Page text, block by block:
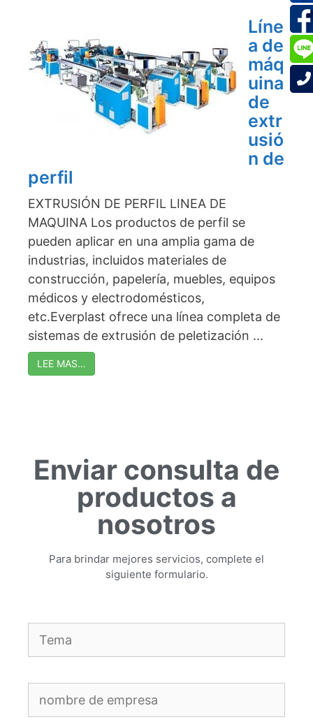
Líne
a de
máq
uina
de
extr
usió
n de
perfil
EXTRUSIÓN DE PERFIL LINEA DE
MAQUINA Los productos de perfil se
pueden aplicar en una amplia gama de
industrias, incluidos materiales de
construcción, papelería, muebles, equipos
médicos y electrodomésticos,
etc.Everplast ofrece una línea completa de
sistemas de extrusión de peletización ...
LEE MAS…
Enviar consulta de
productos a
nosotros
Para brindar mejores servicios, complete el
siguiente formulario.